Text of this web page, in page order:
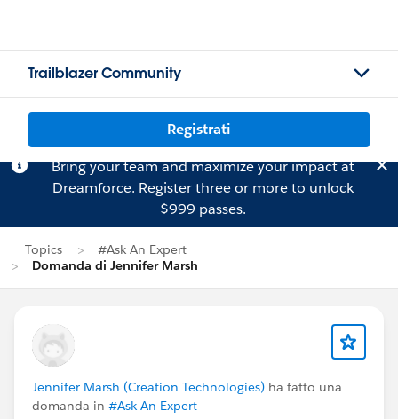
Trailblazer Community
Registrati
Bring your team and maximize your impact at
Dreamforce. Registerthree or more to unlock
$999 passes.
Topics
#Ask An Expert
Domanda di Jennifer Marsh
Jennifer Marsh (Creation Technologies) ha fatto una
domanda in #Ask An Expert